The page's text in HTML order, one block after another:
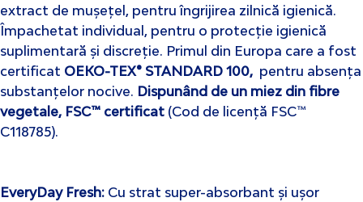
extract de mușețel, pentru îngrijirea zilnică igienică.
Împachetat individual, pentru o protecție igienică
suplimentară și discreție. Primul din Europa care a fost
certificat OEKO-TEX® STANDARD 100, pentru absența
substanțelor nocive. Dispunând de un miez din fibre
vegetale, FSC™ certificat (Cod de licență FSC™
C118785).
EveryDay Fresh: Cu strat super-absorbant și ușor